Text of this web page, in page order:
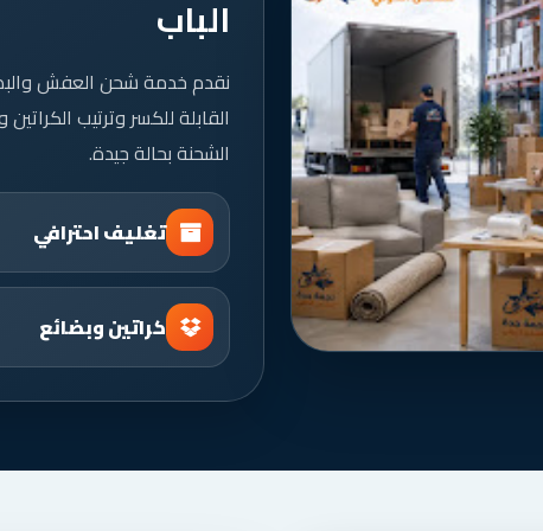
الباب
نقدم خدمة شحن العفش
القابلة للكسر وترتيب
الشحنة بحالة جيدة.
تغليف احترافي
كراتين وبضائع